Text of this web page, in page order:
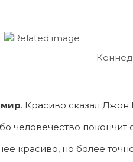
. Красиво сказал Джон
человечество покончит
красиво, но более